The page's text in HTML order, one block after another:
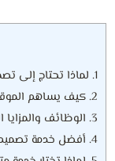
1. لماذا تحتاج إلى
2. كيف يساهم
3. الوظائف
4. أفضل خدمة